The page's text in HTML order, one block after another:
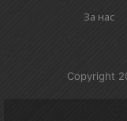
За нас
Copyright